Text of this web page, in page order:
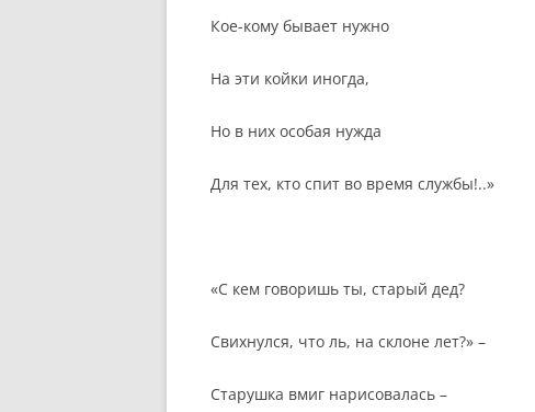
Кое-кому бывает нужно
На эти койки иногда,
Но в них особая нужда
Для тех, кто спит во время службы!..»
«С кем говоришь ты, старый дед?
Свихнулся, что ль, на склоне лет?» –
Старушка вмиг нарисовалась –